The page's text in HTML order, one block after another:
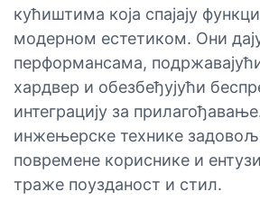
кућиштима која спајају
модерном естетиком. Они
перформансама,
хардвер и обезбеђујући
интеграцију за
инжењерске технике
повремене кориснике и
траже поузданост и стил.